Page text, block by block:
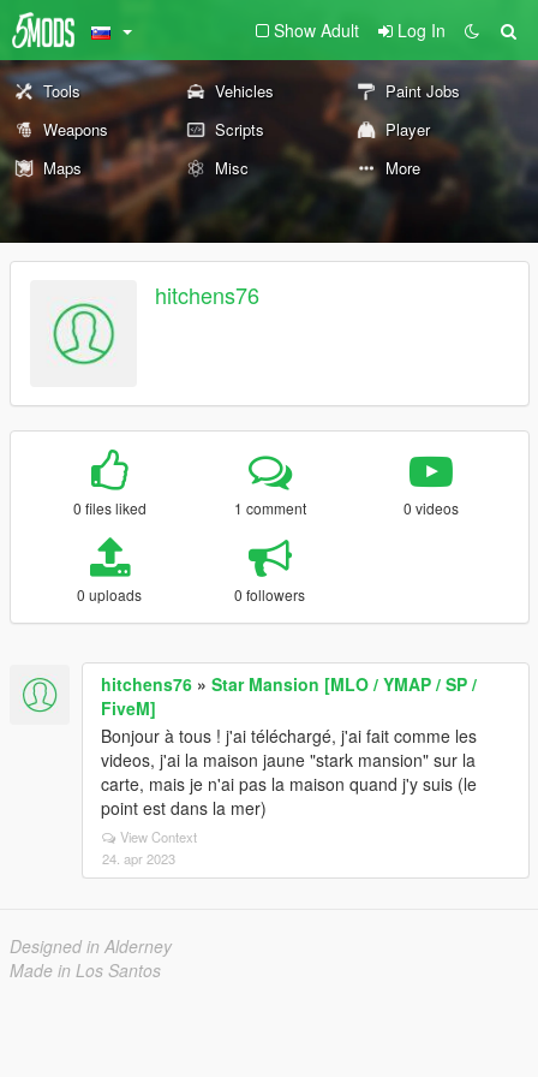
Show Adult Log In
Tools Vehicles
Paint Jobs
Weapons
Scripts
Player
Maps
Misc More
hitchens76
0 files liked 1 comment 0 videos
0 uploads 0 followers
hitchens76 » Star Mansion [MLO / YMAP / SP /
FiveM]
Bonjour à tous ! j'ai téléchargé, j'ai fait comme les
videos, j'ai la maison jaune "stark mansion" sur la
carte, mais je n'ai pas la maison quand j'y suis (le
point est dans la mer)
View Context
24. apr 2023
Designed in Alderney
Made in Los Santos